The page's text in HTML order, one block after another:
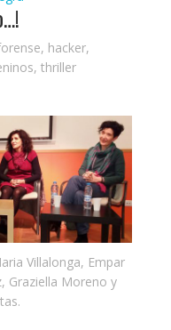
, hacker,
, thriller
Villalonga, Empar
Graziella Moreno y